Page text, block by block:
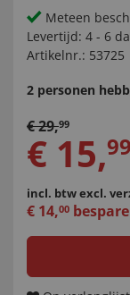
Meteen
Levertijd: 4 - 6
Artikelnr.: 53725
2 personen
€29,99
€ 15,99
incl. btwexcl.
€ 14,00